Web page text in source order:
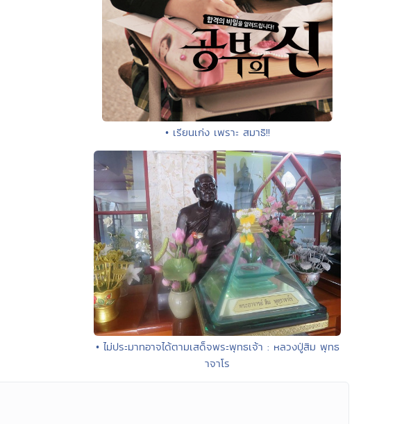
• เรียนเก่ง เพราะ สมาธิ!!
• ไม่ประมาทอาจได้ตามเสด็จพระพุทธเจ้า : หลวงปู่สิม พุทธ
าจาโร